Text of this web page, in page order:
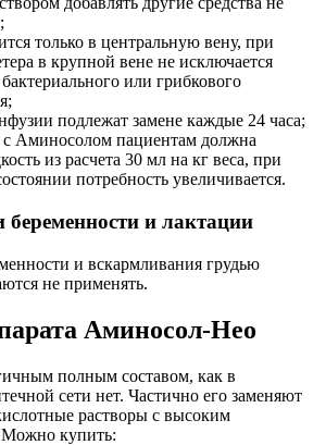
только в центральную вену, при
в крупной вене не исключается
или грибкового
подлежат замене каждые 24 часа;
Аминосолом пациентам должна
из расчета 30 мл на кг веса, при
потребность увеличивается.
и лактации
и вскармливания грудью
не применять.
Аминосол-Нео
полным составом, как в
сети нет. Частично его заменяют
растворы с высоким
Можно купить: